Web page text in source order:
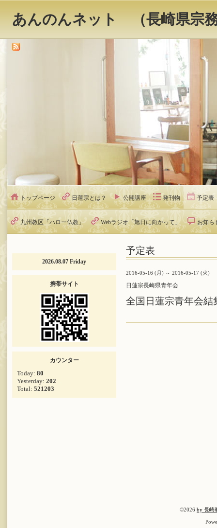
あんのんネット （長崎県宗
トップページ 日蓮宗とは？ 公開講座 発刊物 予定表
九州教区「ハロー仏教」 Webラジオ「旭日に向かって」 お知ら
予定表
2016-05-16 (月) ～ 2016-05-17 (火)
日蓮宗長崎県青年会
全国日蓮宗青年会
2026.08.07 Friday
携帯サイト
カウンター
Today: 80
Yesterday: 202
Total: 521203
©2026 by 長崎